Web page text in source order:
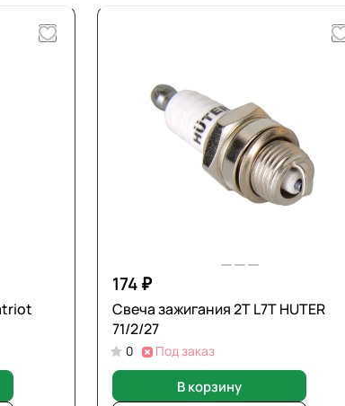
174 ₽
Свеча зажигания 2T L7T HUTER
71/2/27
0 Под заказ
В корзину